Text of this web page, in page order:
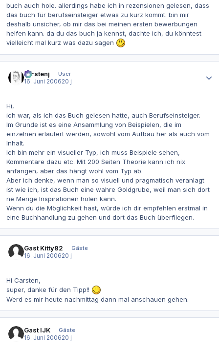
buch auch hole. allerdings habe ich in rezensionen gelesen, dass
das buch für berufseinsteiger etwas zu kurz kommt. bin mir
deshalb unsicher, ob mir das bei meinen ersten bewerbungen
helfen kann. da du das buch ja kennst, dachte ich, du könntest
vielleicht mal kurz was dazu sagen
carstenj
User
16. Juni 200620 j
Hi,
ich war, als ich das Buch gelesen hatte, auch Berufseinsteiger.
Im Grunde ist es eine Ansammlung von Beispielen, die im
einzelnen erläutert werden, sowohl vom Aufbau her als auch vom
Inhalt.
Ich bin mehr ein visueller Typ, ich muss Beispiele sehen,
Kommentare dazu etc. Mit 200 Seiten Theorie kann ich nix
anfangen, aber das hängt wohl vom Typ ab.
Aber ich denke, wenn man so visuell und pragmatisch veranlagt
ist wie ich, ist das Buch eine wahre Goldgrube, weil man sich dort
ne Menge Inspirationen holen kann.
Wenn du die Möglichkeit hast, würde ich dir empfehlen erstmal in
eine Buchhandlung zu gehen und dort das Buch überfliegen.
Gast Kitty82
Gäste
16. Juni 200620 j
Hi Carsten,
super, danke für den Tipp!!
Werd es mir heute nachmittag dann mal anschauen gehen.
Gast IJK
Gäste
16. Juni 200620 j